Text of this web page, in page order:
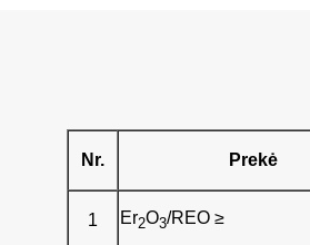
Nr. Prekė
1 Er2O3/REO ≥